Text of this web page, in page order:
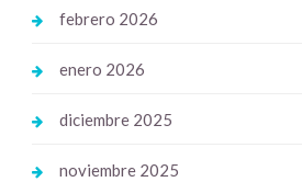
febrero 2026
enero 2026
diciembre 2025
noviembre 2025